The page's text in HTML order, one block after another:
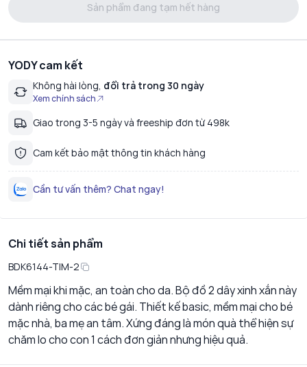
Sản phẩm đang tạm hết hàng
YODY cam kết
Không hài lòng, đổi trả trong 30 ngày
Xem chính sách
Giao trong 3-5 ngày và freeship đơn từ 498k
Cam kết bảo mật thông tin khách hàng
Cần tư vấn thêm? Chat ngay!
Chi tiết sản phẩm
BDK6144-TIM-2
Mềm mại khi mặc, an toàn cho da. Bộ đồ 2 dây xinh xắn này
dành riêng cho các bé gái. Thiết kế basic, mềm mại cho bé
mặc nhà, ba mẹ an tâm. Xứng đáng là món quà thể hiện sự
chăm lo cho con 1 cách đơn giản nhưng hiệu quả.